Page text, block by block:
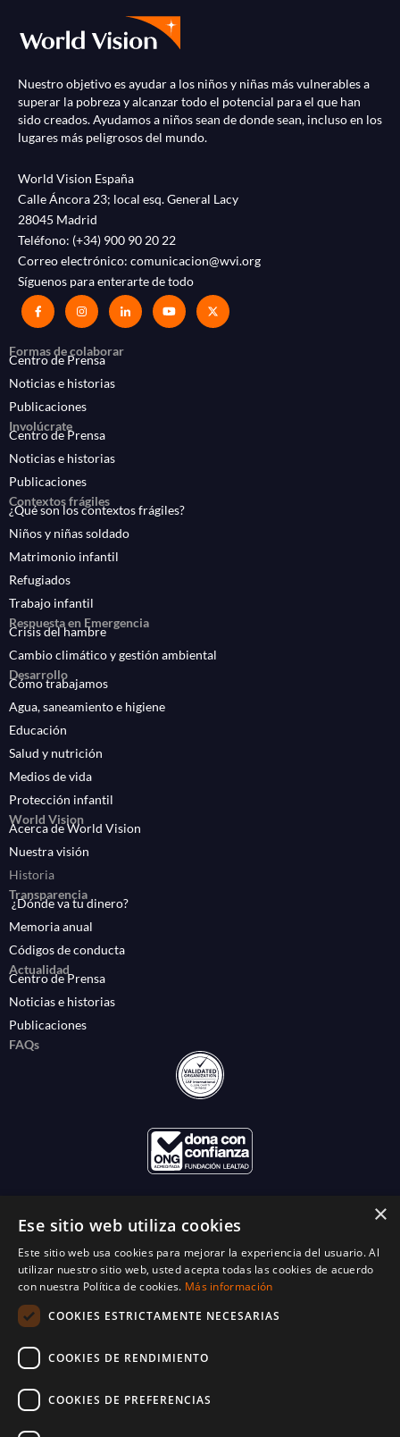
Nuestro objetivo es ayudar a los niños y niñas más vulnerables a
superar la pobreza y alcanzar todo el potencial para el que han
sido creados. Ayudamos a niños sean de donde sean, incluso en los
lugares más peligrosos del mundo.
World Vision España
Calle Áncora 23; local esq. General Lacy
28045 Madrid
Teléfono: (+34) 900 90 20 22
Correo electrónico: comunicacion@wvi.org
Síguenos para enterarte de todo
Formas de colaborar
Centro de Prensa
Noticias e historias
Publicaciones
Involúcrate
Centro de Prensa
Noticias e historias
Publicaciones
Contextos frágiles
¿Qué son los contextos frágiles?
Niños y niñas soldado
Matrimonio infantil
Refugiados
Trabajo infantil
Respuesta en Emergencia
Crisis del hambre
Cambio climático y gestión ambiental
Desarrollo
Cómo trabajamos
Agua, saneamiento e higiene
Educación
Salud y nutrición
Medios de vida
Protección infantil
World Vision
Acerca de World Vision
Nuestra visión
Historia
Transparencia
¿Dónde va tu dinero?
Memoria anual
Códigos de conducta
Actualidad
Centro de Prensa
Noticias e historias
Publicaciones
FAQs
×
Ese sitio web utiliza cookies
Este sitio web usa cookies para mejorar la experiencia del usuario. Al
utilizar nuestro sitio web, usted acepta todas las cookies de acuerdo
con nuestra Política de cookies. Más información
COOKIES ESTRICTAMENTE NECESARIAS
COOKIES DE RENDIMIENTO
COOKIES DE PREFERENCIAS